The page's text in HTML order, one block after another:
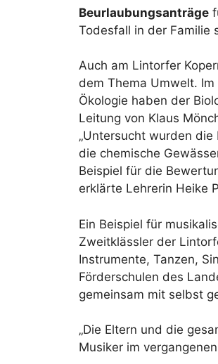
Beurlaubungsanträge
Todesfall in der Familie
Auch am Lintorfer
dem Thema Umwelt.
Ökologie haben der
Leitung von Klaus
„Untersucht wurden
die chemische
Beispiel für die
erklärte Lehrerin Heike
Ein Beispiel für
Zweitklässler der
Instrumente, Tanzen,
Förderschulen des
gemeinsam mit selbst
„Die Eltern und die
Musiker im